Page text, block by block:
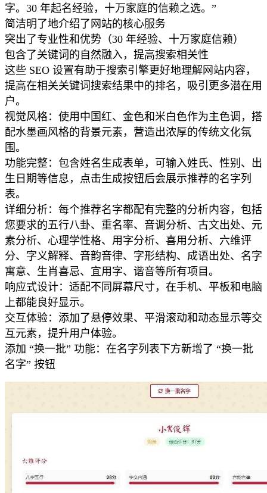
字。30 年起名经验，十万家庭的信赖之选。”
简洁明了地介绍了网站的核心服务
突出了专业性和优势（30 年经验、十万家庭信赖）
包含了关键词的自然融入，提高搜索相关性
这些 SEO 设置有助于搜索引擎更好地理解网站内容，
提高在相关关键词搜索结果中的排名，吸引更多潜在用
户。
视觉风格：使用中国红、金色和米白色作为主色调，搭
配水墨画风格的背景元素，营造出浓厚的传统文化氛
围。
功能完整：包含姓名生成表单，可输入姓氏、性别、出
生日期等信息，点击生成按钮后会展示推荐的名字列
表。
详细分析：每个推荐名字都配有完整的分析内容，包括
您要求的五行八卦、重名率、音调分析、古文出处、元
素分析、心理学性格、用字分析、喜用分析、六维评
分、字义解释、音韵音律、字形结构、成语出处、名字
寓意、生肖喜忌、宜用字、谐音等所有项目。
响应式设计：适配不同屏幕尺寸，在手机、平板和电脑
上都能良好显示。
交互体验：添加了悬停效果、平滑滚动和动态显示等交
互元素，提升用户体验。
添加 “换一批” 功能：在名字列表下方新增了 “换一批
名字” 按钮